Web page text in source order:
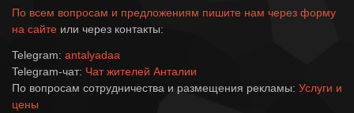
По всем вопросам и предложениям пишите нам через форму
на сайте или через контакты:
Telegram: antalyadaa
Telegram-чат: Чат жителей Анталии
По вопросам сотрудничества и размещения рекламы: Услуги и
цены